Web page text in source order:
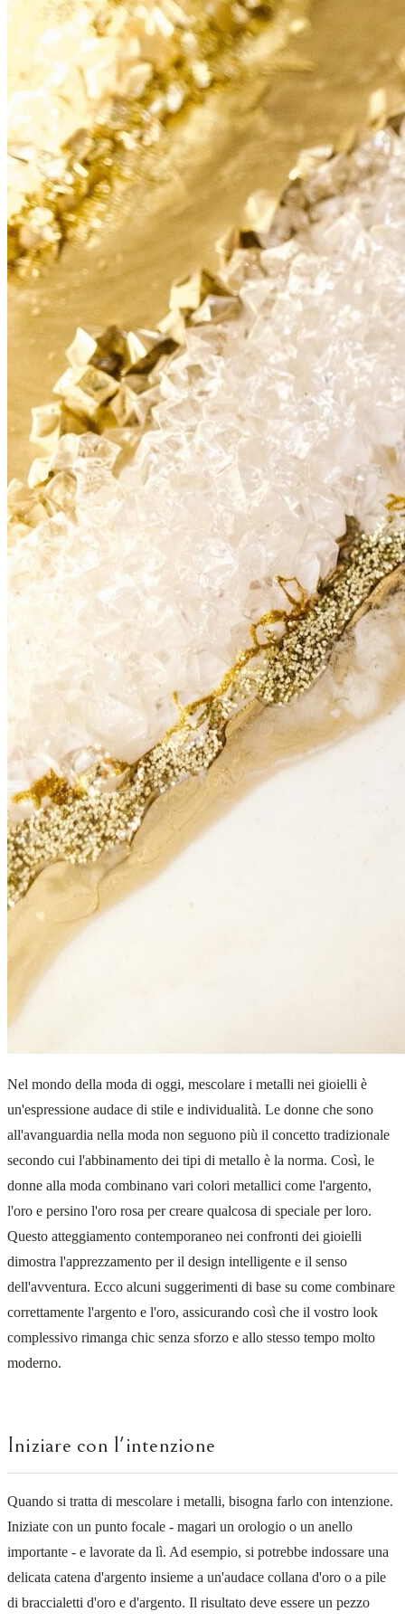
Nel mondo della moda di oggi, mescolare i metalli nei gioielli è
un'espressione audace di stile e individualità. Le donne che sono
all'avanguardia nella moda non seguono più il concetto tradizionale
secondo cui l'abbinamento dei tipi di metallo è la norma. Così, le
donne alla moda combinano vari colori metallici come l'argento,
l'oro e persino l'oro rosa per creare qualcosa di speciale per loro.
Questo atteggiamento contemporaneo nei confronti dei gioielli
dimostra l'apprezzamento per il design intelligente e il senso
dell'avventura. Ecco alcuni suggerimenti di base su come combinare
correttamente l'argento e l'oro, assicurando così che il vostro look
complessivo rimanga chic senza sforzo e allo stesso tempo molto
moderno.
Iniziare con l'intenzione
Quando si tratta di mescolare i metalli, bisogna farlo con intenzione.
Iniziate con un punto focale - magari un orologio o un anello
importante - e lavorate da lì. Ad esempio, si potrebbe indossare una
delicata catena d'argento insieme a un'audace collana d'oro o a pile
di braccialetti d'oro e d'argento. Il risultato deve essere un pezzo